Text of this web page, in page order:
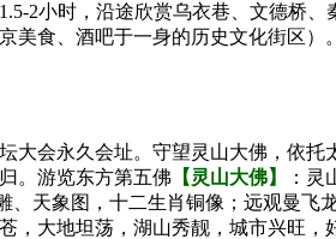
2小时，沿途欣赏乌衣巷、文德桥
美食、酒吧于一身的历史文化街区）。
大会永久会址。守望灵山大佛，依
。游览东方第五佛 【灵山大佛】
：
天象图，十二生肖铜像；远观曼
，大地坦荡，湖山秀靓，城市兴旺